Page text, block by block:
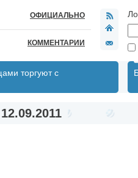
ОФИЦИАЛЬНО
КОММЕНТАРИИ
торгуют с